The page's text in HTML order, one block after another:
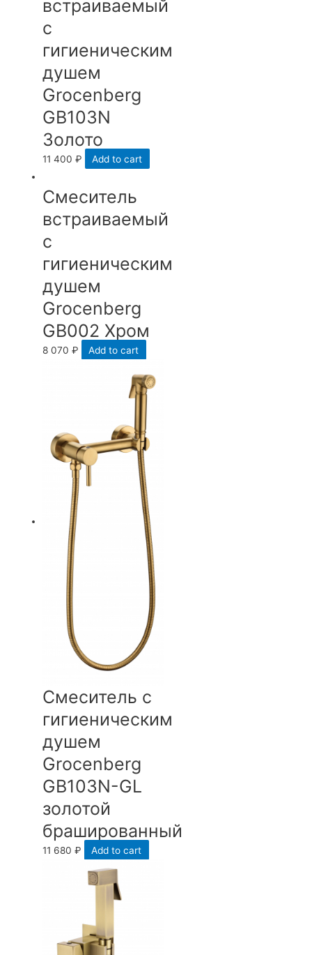
встраиваемый
с
гигиеническим
душем
Grocenberg
GB103N
Золото
11 400₽ Add to cart
Смеситель
встраиваемый
с
гигиеническим
душем
Grocenberg
GB002 Хром
8 070₽ Add to cart
Смеситель с
гигиеническим
душем
Grocenberg
GB103N-GL
золотой
брашированный
11 680₽ Add to cart